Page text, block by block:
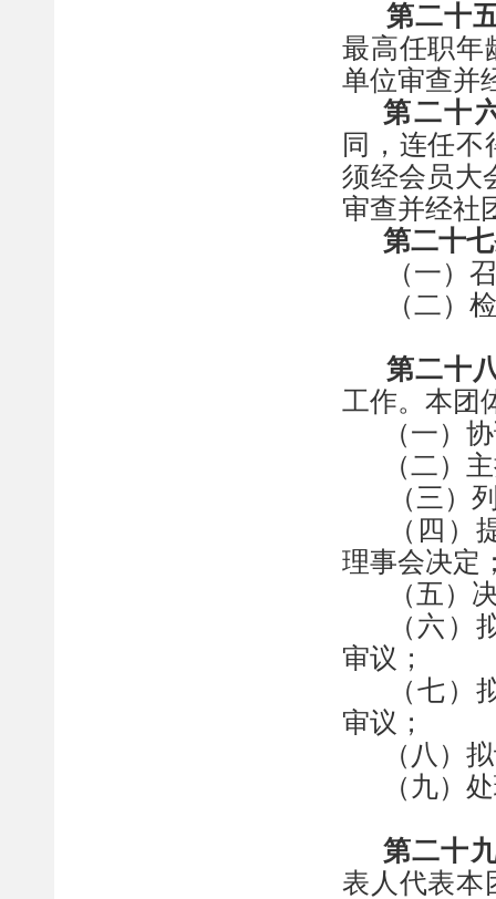
第二十
最高任职年
单位审查并
第二十
同， 连任不
须经会员大
审查并经社
第二十七
（一）
（二）
第二十
工作。本团
（一）
（二）
（三）
（四）
理事会决定
（五）
（六）
审议；
（七）
审议；
（八）
（ 九）
第二十
表人代表本